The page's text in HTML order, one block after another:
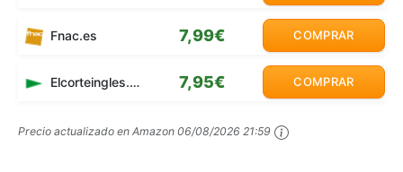
Fnac.es 7,99€ COMPRAR
Elcorteingles.es 7,95€ COMPRAR
Precio actualizado en Amazon 06/08/2026 21:59